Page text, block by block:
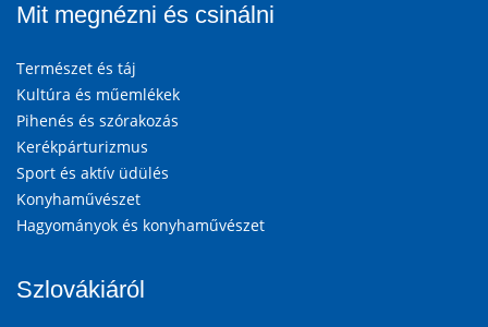
Mit megnézni és csinálni
Természet és táj
Kultúra és műemlékek
Pihenés és szórakozás
Kerékpárturizmus
Sport és aktív üdülés
Konyhaművészet
Hagyományok és konyhaművészet
Szlovákiáról